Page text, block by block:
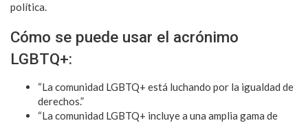
política.
Cómo se puede usar el acrónimo
LGBTQ+:
“La comunidad LGBTQ+ está luchando por la igualdad de
derechos.”
“La comunidad LGBTQ+ incluye a una amplia gama de